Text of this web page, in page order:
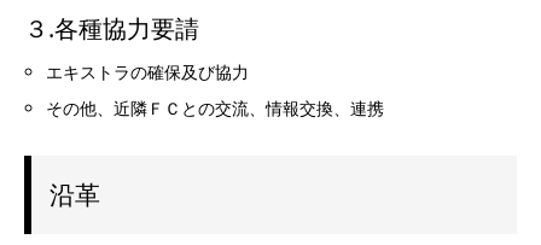
３.各種協力要請
エキストラの確保及び協力
その他、近隣ＦＣとの交流、情報交換、連携
沿革